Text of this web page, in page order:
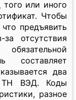
того или иного
Чтобы
предъявить
отсутствия
составляет
два
ВЭД. Коды
разное